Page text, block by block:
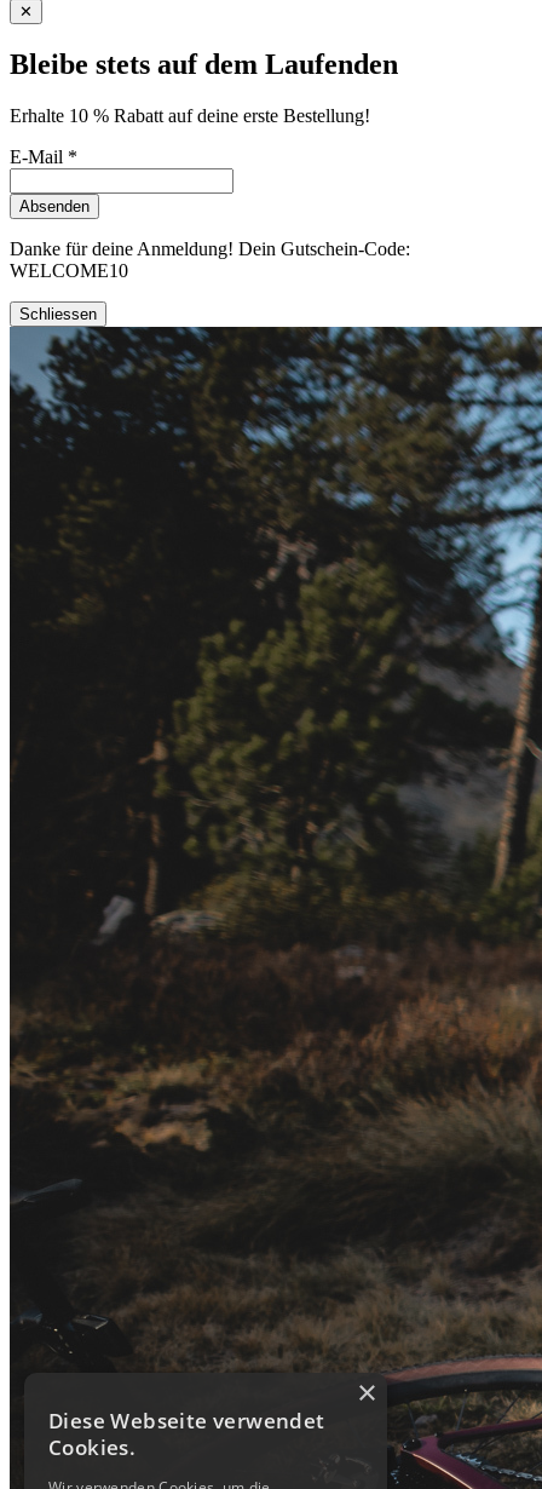
✕
Bleibe stets auf dem Laufenden
Erhalte 10 % Rabatt auf deine erste Bestellung!
E-Mail *
Absenden
Danke für deine Anmeldung! Dein Gutschein-Code:
WELCOME10
Schliessen